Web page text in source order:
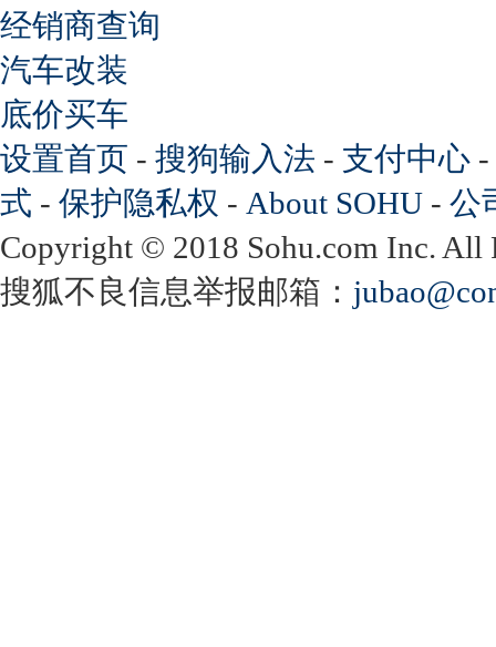
经销商查询
汽车改装
底价买车
设置首页 - 搜狗输入法 - 支付中心 -
式 - 保护隐私权 - About SOHU - 公
Copyright © 2018 Sohu.com Inc.
搜狐不良信息举报邮箱：